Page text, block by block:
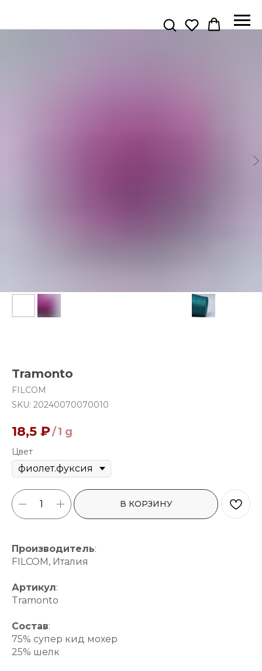
Tramonto
FILCOM
SKU: 20240070070010
18,5 ₽/1 g
Цвет
В КОРЗИНУ
Производитель:
FILCOM, Италия
Артикул:
Tramonto
Состав:
75% супер кид мохер
25% шелк